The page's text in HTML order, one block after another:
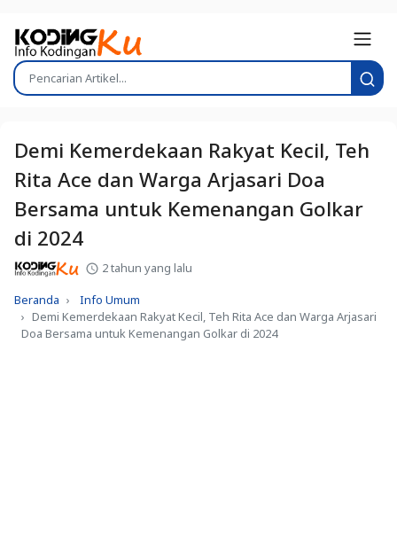
Demi Kemerdekaan Rakyat Kecil, Teh
Rita Ace dan Warga Arjasari Doa
Bersama untuk Kemenangan Golkar
di 2024
2 tahun yang lalu
Beranda
Info Umum
Demi Kemerdekaan Rakyat Kecil, Teh Rita Ace dan Warga Arjasari
Doa Bersama untuk Kemenangan Golkar di 2024